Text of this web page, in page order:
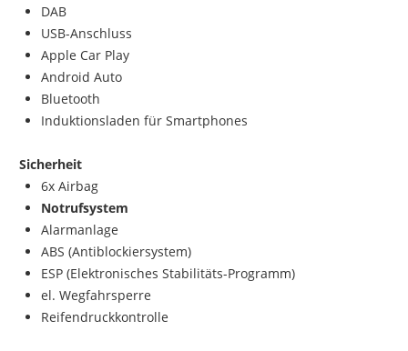
DAB
USB-Anschluss
Apple Car Play
Android Auto
Bluetooth
Induktionsladen für Smartphones
Sicherheit
6x Airbag
Notrufsystem
Alarmanlage
ABS (Antiblockiersystem)
ESP (Elektronisches Stabilitäts-Programm)
el. Wegfahrsperre
Reifendruckkontrolle